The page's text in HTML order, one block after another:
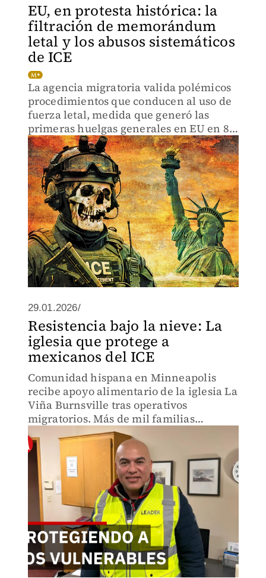
EU, en protesta histórica: la
filtración de memorándum
letal y los abusos sistemáticos
de ICE
La agencia migratoria valida polémicos
procedimientos que conducen al uso de
fuerza letal, medida que generó las
primeras huelgas generales en EU en 80
años.
29.01.2026/
Resistencia bajo la nieve: La
iglesia que protege a
mexicanos del ICE
Comunidad hispana en Minneapolis
recibe apoyo alimentario de la iglesia La
Viña Burnsville tras operativos
migratorios. Más de mil familias
mexicanas beneficiadas.